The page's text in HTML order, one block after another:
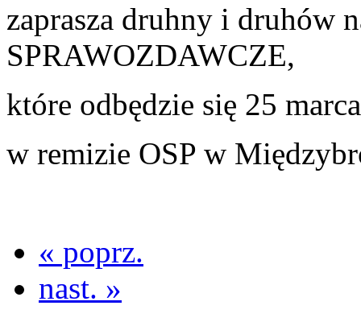
zaprasza druhny i druhów
SPRAWOZDAWCZE,
które odbędzie się 25
w remizie OSP w
« poprz.
nast. »